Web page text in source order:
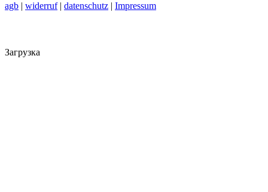
agb | widerruf| datenschutz | Impressum
Загрузка